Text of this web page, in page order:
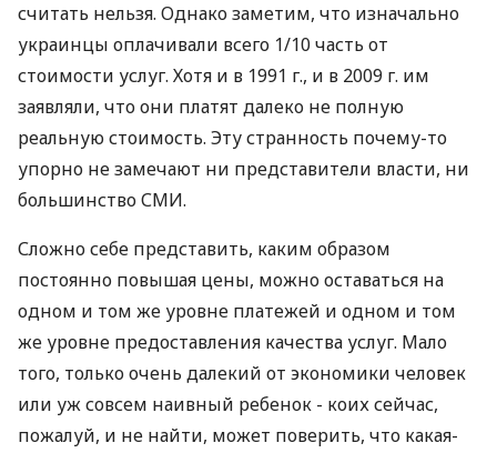
считать нельзя. Однако заметим, что изначально
украинцы оплачивали всего 1/10 часть от
стоимости услуг. Хотя и в 1991 г., и в 2009 г. им
заявляли, что они платят далеко не полную
реальную стоимость. Эту странность почему-то
упорно не замечают ни представители власти, ни
большинство СМИ.
Сложно себе представить, каким образом
постоянно повышая цены, можно оставаться на
одном и том же уровне платежей и одном и том
же уровне предоставления качества услуг. Мало
того, только очень далекий от экономики человек
или уж совсем наивный ребенок - коих сейчас,
пожалуй, и не найти, может поверить, что какая-